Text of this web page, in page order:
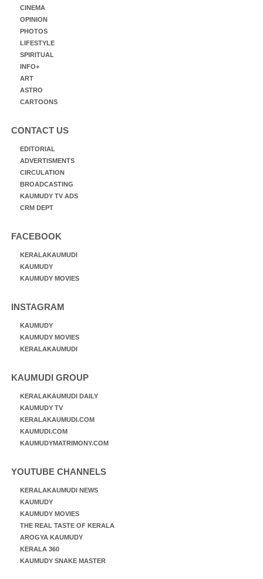
CINEMA
OPINION
PHOTOS
LIFESTYLE
SPIRITUAL
INFO+
ART
ASTRO
CARTOONS
CONTACT US
EDITORIAL
ADVERTISMENTS
CIRCULATION
BROADCASTING
KAUMUDY TV ADS
CRM DEPT
FACEBOOK
KERALAKAUMUDI
KAUMUDY
KAUMUDY MOVIES
INSTAGRAM
KAUMUDY
KAUMUDY MOVIES
KERALAKAUMUDI
KAUMUDI GROUP
KERALAKAUMUDI DAILY
KAUMUDY TV
KERALAKAUMUDI.COM
KAUMUDI.COM
KAUMUDYMATRIMONY.COM
YOUTUBE CHANNELS
KERALAKAUMUDI NEWS
KAUMUDY
KAUMUDY MOVIES
THE REAL TASTE OF KERALA
AROGYA KAUMUDY
KERALA 360
KAUMUDY SNAKE MASTER